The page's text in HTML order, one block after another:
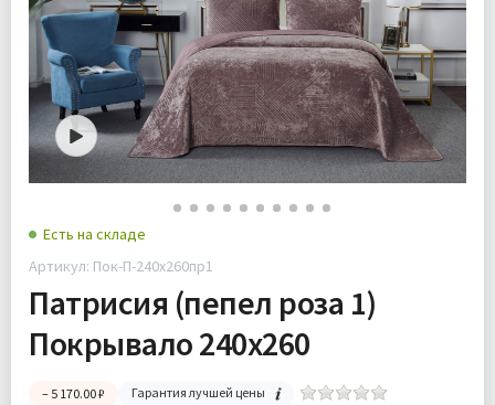
Есть на складе
Артикул: Пок-П-240х260пр1
Патрисия (пепел роза 1)
Покрывало 240х260
– 5 170.00 ₽ Гарантия лучшей цены